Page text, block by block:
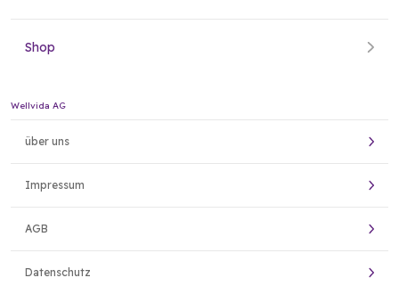
Shop
Wellvida AG
über uns
Impressum
AGB
Datenschutz